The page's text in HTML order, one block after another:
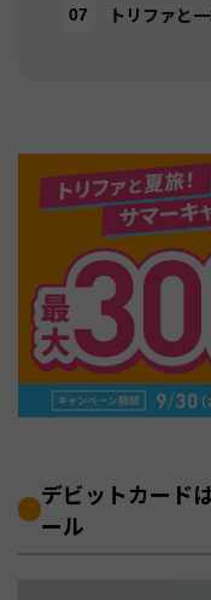
トリファと
デビットカード
ール